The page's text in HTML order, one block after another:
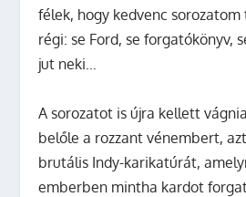
félek, hogy kedvenc sorozatom
régi: se Ford, se forgatókönyv,
jut neki…
A sorozatot is újra kellett
belőle a rozzant vénembert,
brutális Indy-karikatúrát,
emberben mintha kardot